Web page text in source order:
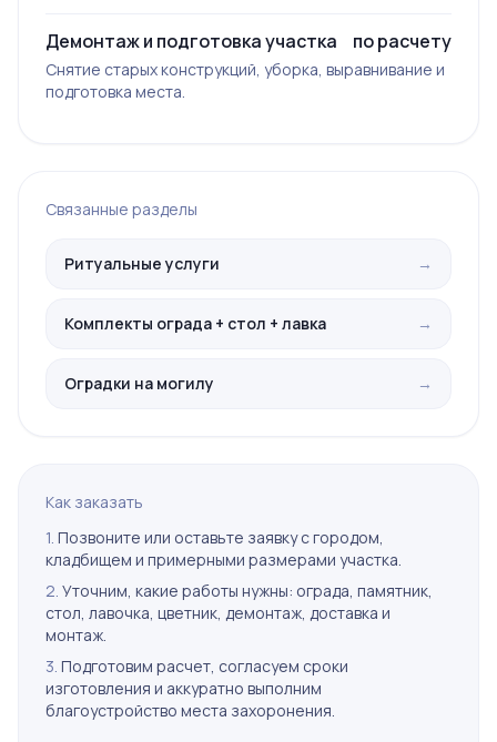
Демонтаж и подготовка участка по расчету
Снятие старых конструкций, уборка, выравнивание и
подготовка места.
Связанные разделы
Ритуальные услуги →
Комплекты ограда + стол + лавка →
Оградки на могилу →
Как заказать
1. Позвоните или оставьте заявку с городом,
кладбищем и примерными размерами участка.
2. Уточним, какие работы нужны: ограда, памятник,
стол, лавочка, цветник, демонтаж, доставка и
монтаж.
3. Подготовим расчет, согласуем сроки
изготовления и аккуратно выполним
благоустройство места захоронения.